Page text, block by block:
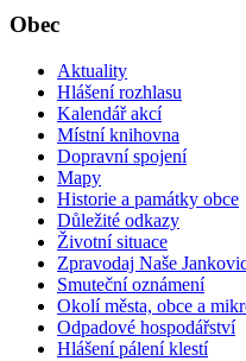
Obec
Aktuality
Hlášení rozhlasu
Kalendář akcí
Místní knihovna
Dopravní spojení
Mapy
Historie a památky obce
Důležité odkazy
Životní situace
Zpravodaj Naše
Smuteční oznámení
Okolí města, obce a
Odpadové hospodářství
Hlášení pálení klestí